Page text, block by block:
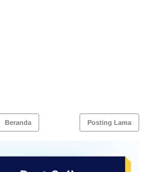
Posting Lama
Beranda